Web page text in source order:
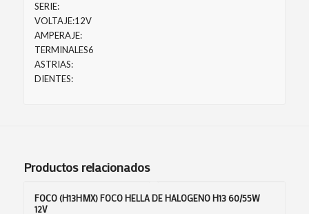
SERIE:
VOLTAJE:12V
AMPERAJE:
TERMINALES6
ASTRIAS:
DIENTES:
Productos relacionados
FOCO (H13HMX) FOCO HELLA DE HALOGENO H13 60/55W
12V